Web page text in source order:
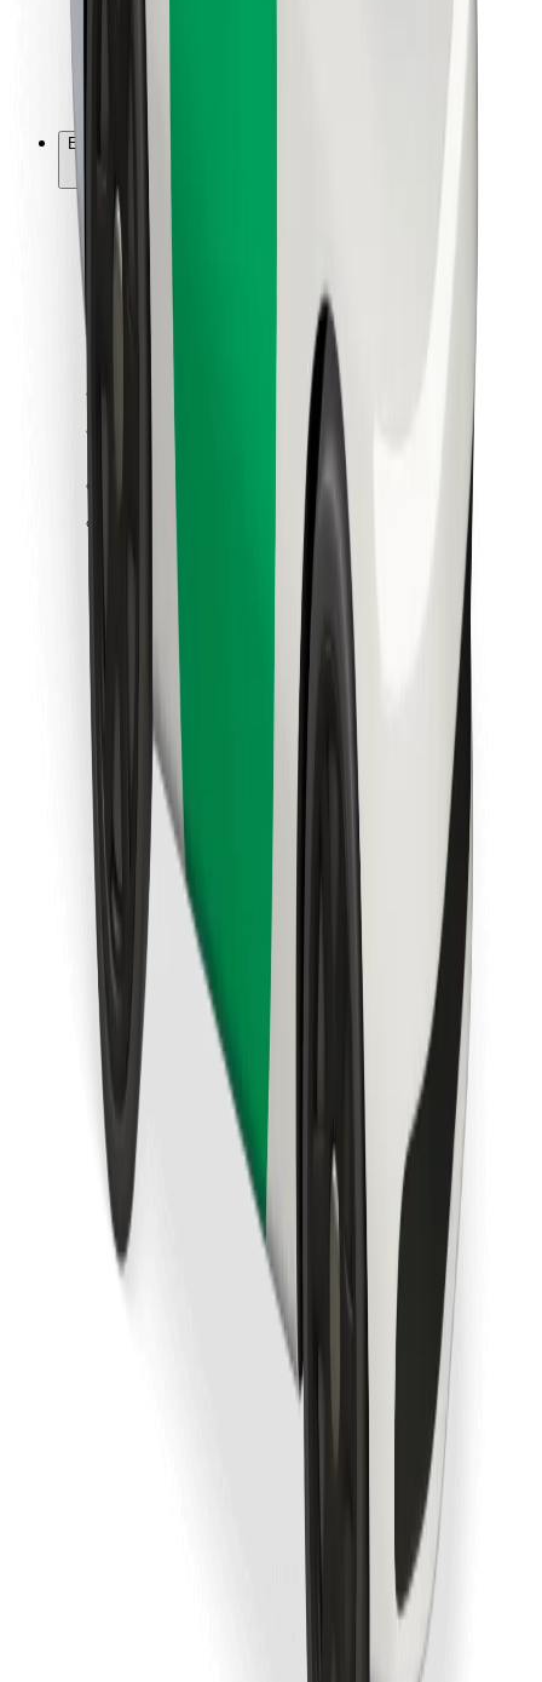
Flottapartnereknek
Egyéb
Beszállítók
Felhasználási feltételek
Biztonság
Pár perc alatt ott vagyunk érted!
Bolt alkalmazás letöltése
Találd meg kedvenc ételedet!
Bolt Food app letöltése